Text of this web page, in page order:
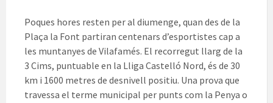
Poques hores resten per al diumenge, quan des de la
Plaça la Font partiran centenars d’esportistes cap a
les muntanyes de Vilafamés. El recorregut llarg de la
3 Cims, puntuable en la Lliga Castelló Nord, és de 30
km i 1600 metres de desnivell positiu. Una prova que
travessa el terme municipal per punts com la Penya o